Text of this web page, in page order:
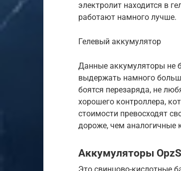
электролит находится в
работают намного лучше.
Гелевый аккумулятор
Данные аккумуляторы не
выдержать намного
боятся перезаряда, не
хорошего контроллера,
стоимости превосходят
дороже, чем аналогичные
Аккумуляторы OpzS